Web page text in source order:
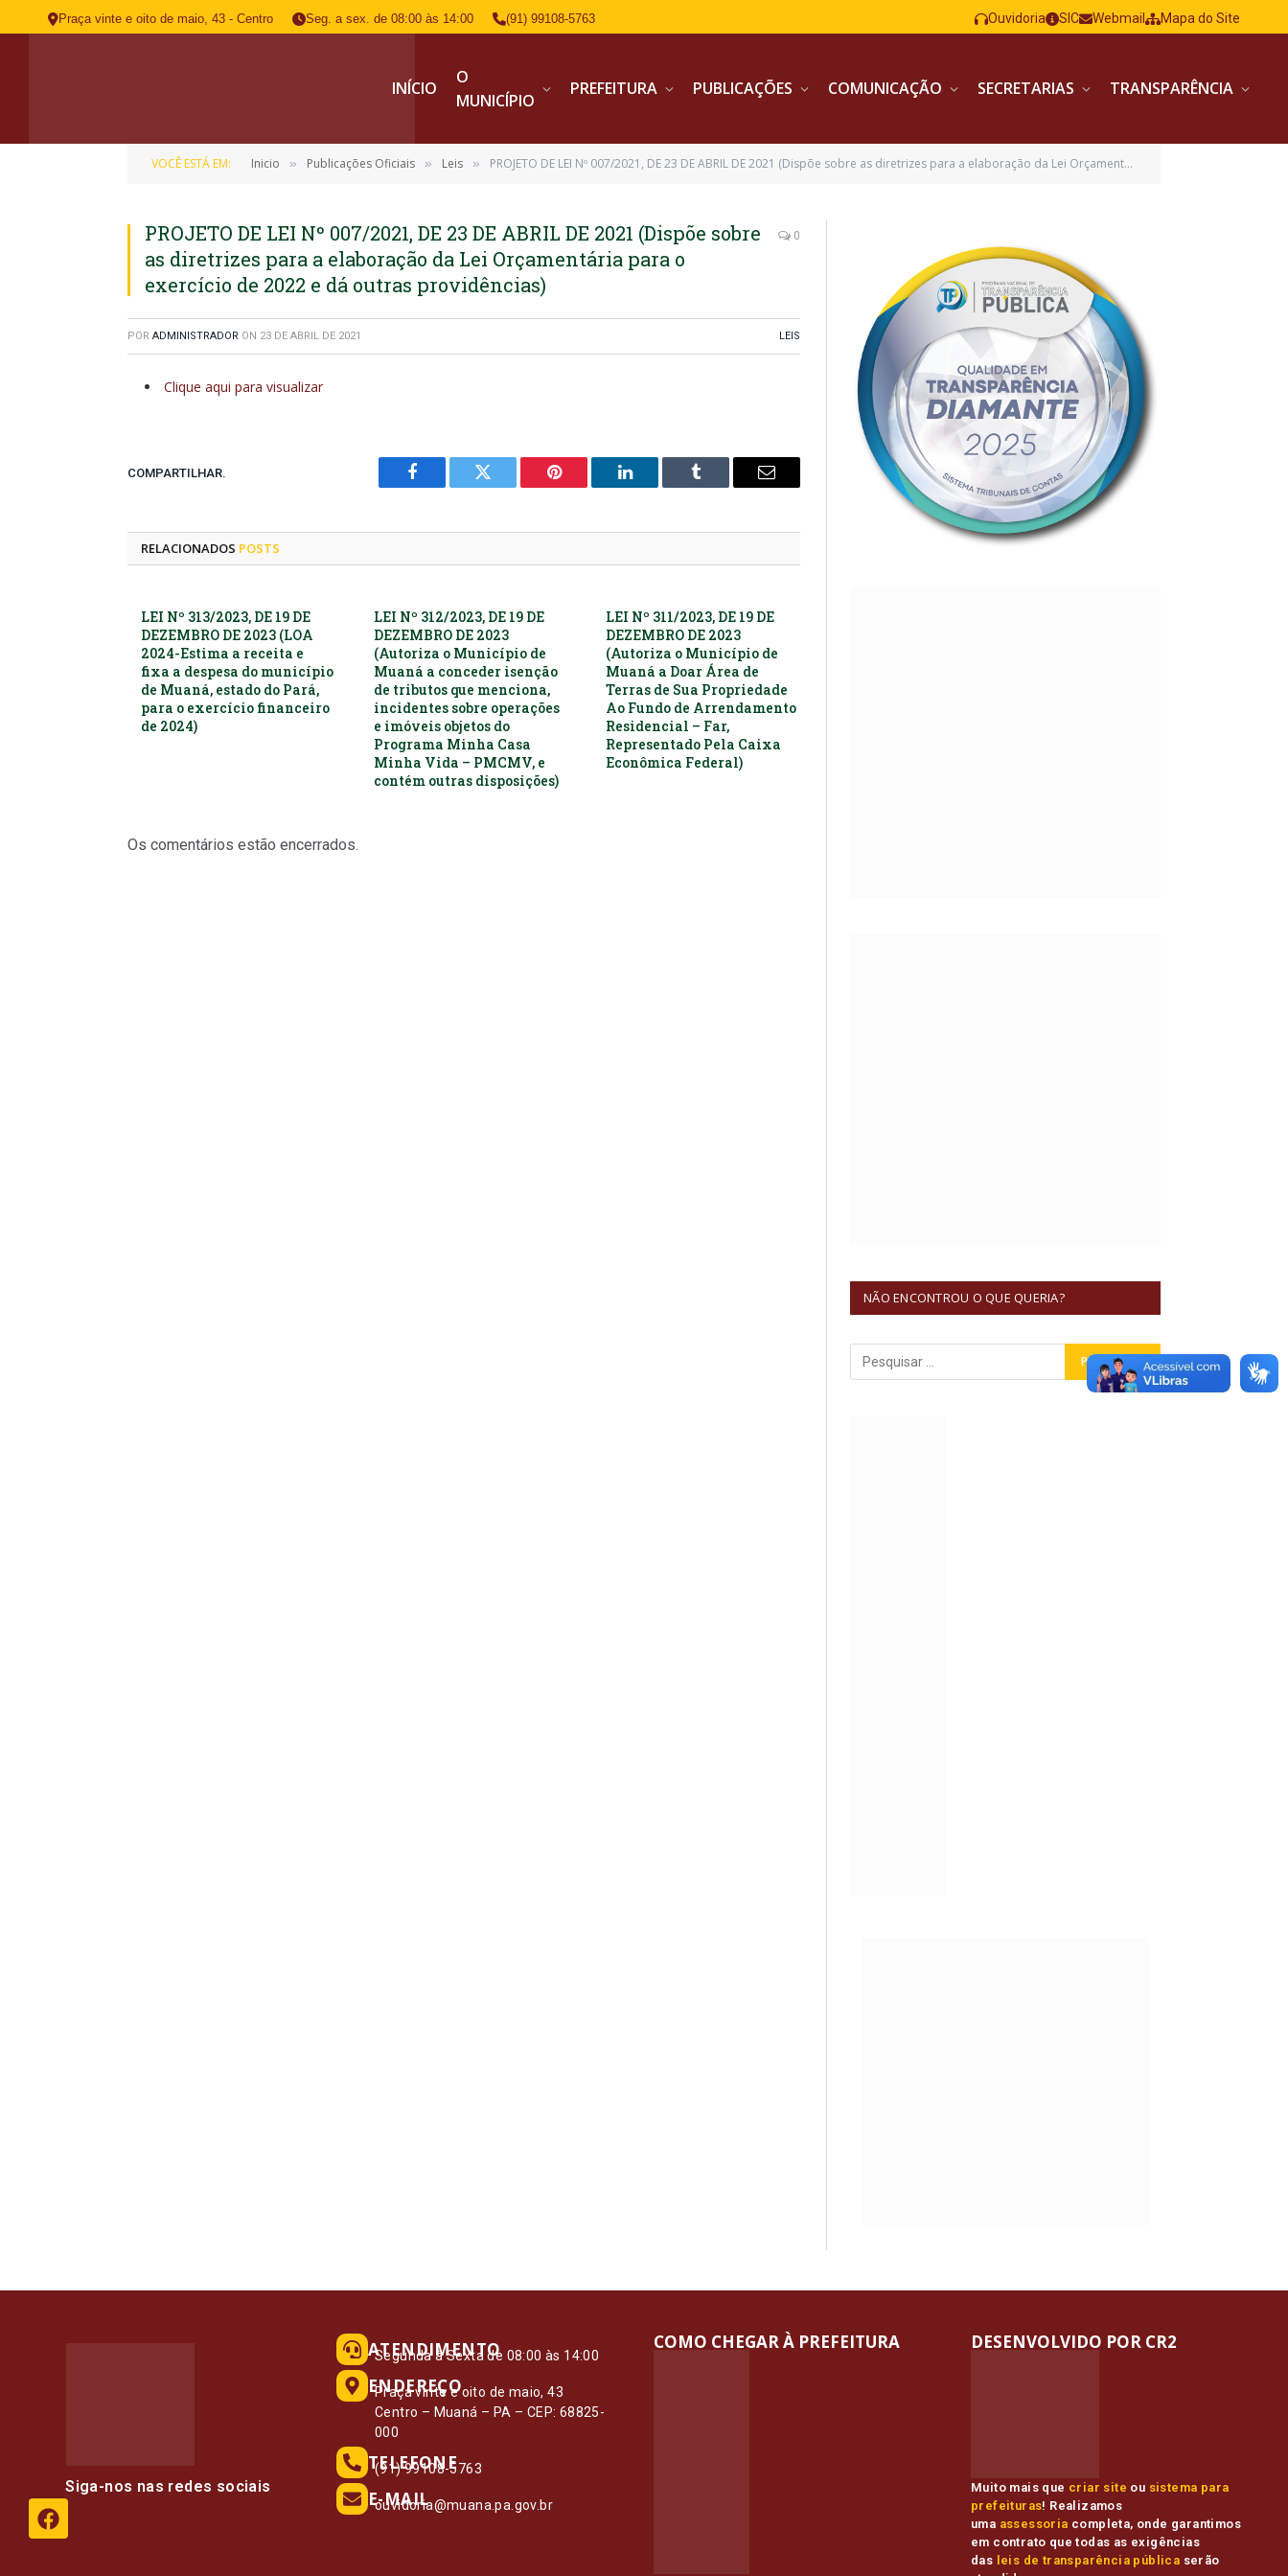
Praça vinte e oito de maio, 43 - Centro Seg. a sex. de 08:00 às 14:00 (91) 99108-5763 Ouvidoria SIC Webmail Mapa do Site
INÍCIO
O
MUNICÍPIO
PREFEITURA PUBLICAÇÕES COMUNICAÇÃO SECRETARIAS TRANSPARÊNCIA
VOCÊ ESTÁ EM: Inicio » Publicações Oficiais » Leis » PROJETO DE LEI Nº 007/2021, DE 23 DE ABRIL DE 2021 (Dispõe sobre as diretrizes para a elaboração da Lei Orçamentária para o exercício de 2022 e dá outras providências)
PROJETO DE LEI Nº 007/2021, DE 23 DE ABRIL DE 2021 (Dispõe sobre
as diretrizes para a elaboração da Lei Orçamentária para o
exercício de 2022 e dá outras providências)
0
POR ADMINISTRADOR ON 23 DE ABRIL DE 2021 LEIS
Clique aqui para visualizar
COMPARTILHAR.
Facebook Twitter Pinterest LinkedIn Tumblr
E-
RELACIONADOS POSTS
LEI Nº 313/2023, DE 19 DE
DEZEMBRO DE 2023 (LOA
2024-Estima a receita e
fixa a despesa do município
de Muaná, estado do Pará,
para o exercício financeiro
de 2024)
LEI Nº 312/2023, DE 19 DE
DEZEMBRO DE 2023
(Autoriza o Município de
Muaná a conceder isenção
de tributos que menciona,
incidentes sobre operações
e imóveis objetos do
Programa Minha Casa
Minha Vida – PMCMV, e
contém outras disposições)
LEI Nº 311/2023, DE 19 DE
DEZEMBRO DE 2023
(Autoriza o Município de
Muaná a Doar Área de
Terras de Sua Propriedade
Ao Fundo de Arrendamento
Residencial – Far,
Representado Pela Caixa
Econômica Federal)
Os comentários estão encerrados.
NÃO ENCONTROU O QUE QUERIA?
Siga-nos nas redes sociais
ATENDIMENTO
Segunda à Sexta de 08:00 às 14:00
ENDEREÇO
Praça vinte e oito de maio, 43
Centro – Muaná – PA – CEP: 68825-
000
TELEFONE
(91) 99108-5763
E-MAIL
ouvidoria@muana.pa.gov.br
COMO CHEGAR À PREFEITURA
Muito mais que criar site ou sistema para
prefeituras! Realizamos
uma assessoria completa, onde garantimos
em contrato que todas as exigências
das leis de transparência pública serão
DESENVOLVIDO POR CR2